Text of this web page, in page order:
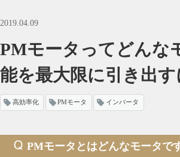
2019.04.09
PMモータってどんな
能を最大限に引き出す
高効率化 PMモータ インバータ
PMモータとはどんなモータで